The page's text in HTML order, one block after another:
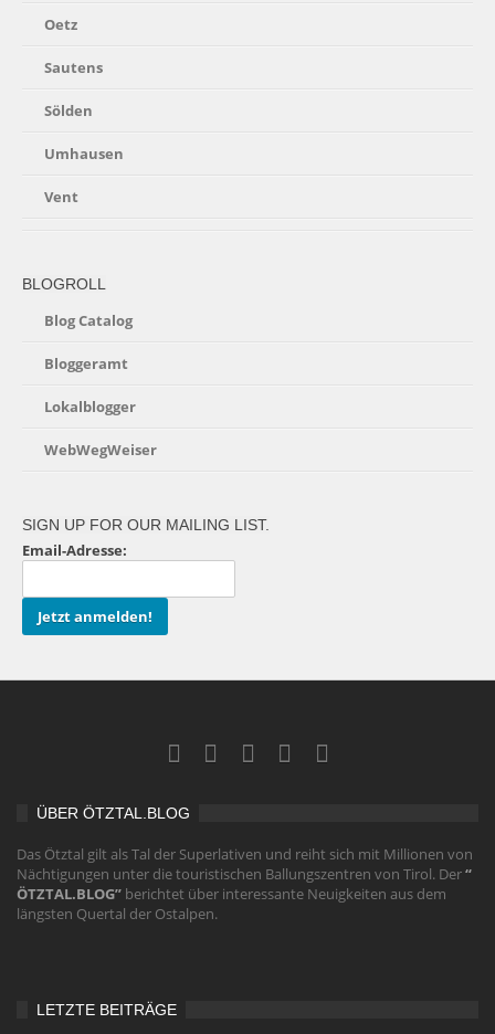
Oetz
Sautens
Sölden
Umhausen
Vent
BLOGROLL
Blog Catalog
Bloggeramt
Lokalblogger
WebWegWeiser
SIGN UP FOR OUR MAILING LIST.
Email-Adresse:
ÜBER ÖTZTAL.BLOG
Das Ötztal gilt als Tal der Superlativen und reiht sich mit Millionen von
Nächtigungen unter die touristischen Ballungszentren von Tirol. Der“
ÖTZTAL.BLOG” berichtet über interessante Neuigkeiten aus dem
längsten Quertal der Ostalpen.
LETZTE BEITRÄGE